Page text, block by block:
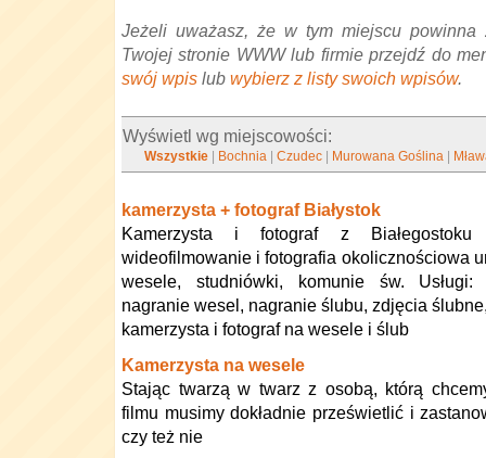
Jeżeli uważasz, że w tym miejscu powinna
Twojej stronie WWW lub firmie przejdź do
swój wpis lub wybierz z listy swoich wpisów.
Wyświetl wg miejscowości:
Wszystkie Bochnia |Czudec Murowana Goślina
kamerzysta + fotograf Białystok
Kamerzysta i fotograf z Białegostoku
wideofilmowanie i fotografia okolicznościowa
wesele, studniówki, komunie św. Usługi:
nagranie wesel, nagranie ślubu, zdjęcia
kamerzysta i fotograf na wesele i ślub
Kamerzysta na wesele
Stając twarzą w twarz z osobą, którą
filmu musimy dokładnie prześwietlić i
czy też nie